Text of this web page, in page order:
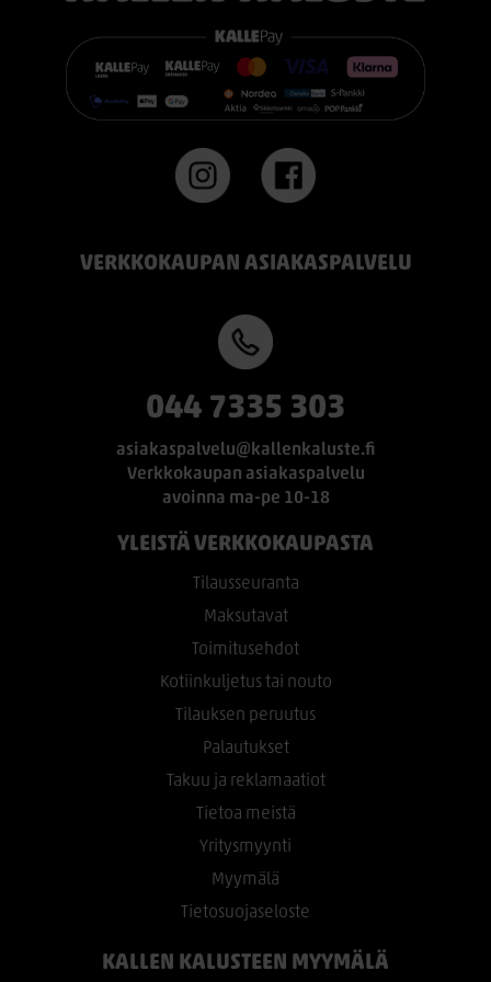
flexible-base-sanky-180x200-21-cm-patjalla
VERKKOKAUPAN ASIAKASPALVELU
044 7335 303
asiakaspalvelu@kallenkaluste.fi
Verkkokaupan asiakaspalvelu
avoinna ma-pe 10-18
YLEISTÄ VERKKOKAUPASTA
Tilausseuranta
Maksutavat
Toimitusehdot
Kotiinkuljetus tai nouto
Tilauksen peruutus
Palautukset
Takuu ja reklamaatiot
Tietoa meistä
Yritysmyynti
Myymälä
Tietosuojaseloste
KALLEN KALUSTEEN MYYMÄLÄ